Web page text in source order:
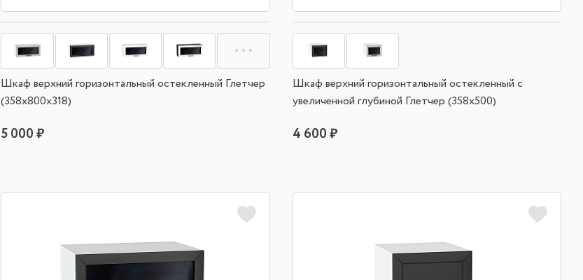
Шкаф верхний горизонтальный остекленный Глетчер
(358х800х318)
5 000 ₽
Шкаф верхний горизонтальный остекленный с
увеличенной глубиной Глетчер (358х500)
4 600 ₽